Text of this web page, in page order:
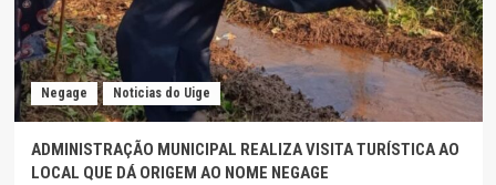
Negage Noticias do Uige
ADMINISTRAÇÃO MUNICIPAL REALIZA VISITA TURÍSTICA AO
LOCAL QUE DÁ ORIGEM AO NOME NEGAGE